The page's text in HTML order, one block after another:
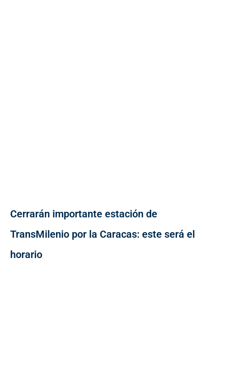
Cerrarán importante estación de
TransMilenio por la Caracas: este será el
horario